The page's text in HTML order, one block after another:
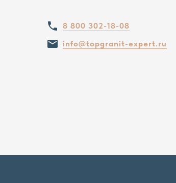
info@topgranit-expert.ru
8 800 302-18-08